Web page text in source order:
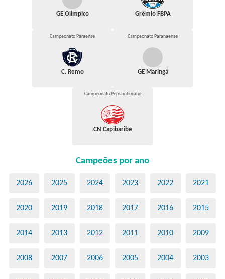
GE Olímpico Grêmio FBPA
Campeonato Paraense
C. Remo
Campeonato Paranaense
GE Maringá
Campeonato Pernambucano
CN Capibaribe
Campeões por ano
2026 2025 2024 2023 2022 2021
2020 2019 2018 2017 2016 2015
2014 2013 2012 2011 2010 2009
2008 2007 2006 2005 2004 2003